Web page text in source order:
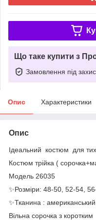
Що таке купити з
Замовлення під
Опис Характеристики
Опис
Ідеальний костюм для
Костюм трійка (
Модель 26035
✨Розміри: 48-50, 52-54,
✨Тканина :
Вільна сорочка з